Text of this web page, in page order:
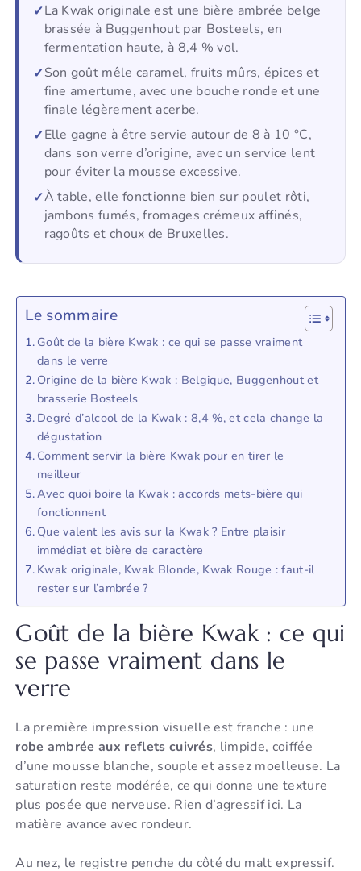
La Kwak originale est une bière ambrée belge
brassée à Buggenhout par Bosteels, en
fermentation haute, à 8,4 % vol.
Son goût mêle caramel, fruits mûrs, épices et
fine amertume, avec une bouche ronde et une
finale légèrement acerbe.
Elle gagne à être servie autour de 8 à 10 °C,
dans son verre d’origine, avec un service lent
pour éviter la mousse excessive.
À table, elle fonctionne bien sur poulet rôti,
jambons fumés, fromages crémeux affinés,
ragoûts et choux de Bruxelles.
Le sommaire
Goût de la bière Kwak : ce qui se passe vraiment
dans le verre
Origine de la bière Kwak : Belgique, Buggenhout et
brasserie Bosteels
Degré d’alcool de la Kwak : 8,4 %, et cela change la
dégustation
Comment servir la bière Kwak pour en tirer le
meilleur
Avec quoi boire la Kwak : accords mets-bière qui
fonctionnent
Que valent les avis sur la Kwak ? Entre plaisir
immédiat et bière de caractère
Kwak originale, Kwak Blonde, Kwak Rouge : faut-il
rester sur l’ambrée ?
Goût de la bière Kwak : ce qui
se passe vraiment dans le
verre
La première impression visuelle est franche : une
robe ambrée aux reflets cuivrés, limpide, coiffée
d’une mousse blanche, souple et assez moelleuse. La
saturation reste modérée, ce qui donne une texture
plus posée que nerveuse. Rien d’agressif ici. La
matière avance avec rondeur.
Au nez, le registre penche du côté du malt expressif.